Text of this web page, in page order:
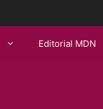
Editorial MDN